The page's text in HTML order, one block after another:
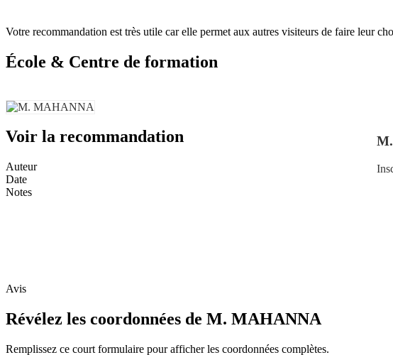
Votre recommandation est très utile car elle permet aux autres visiteurs de faire leur
École & Centre de formation
Voir la recommandation
Auteur
Date
Notes
Avis
Révélez les coordonnées de M. MAHANNA
Remplissez ce court formulaire pour afficher les coordonnées complètes.